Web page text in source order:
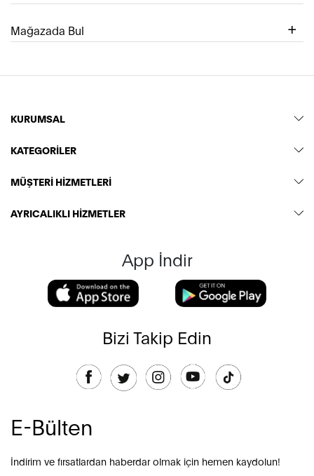
Mağazada Bul
KURUMSAL
KATEGORİLER
MÜŞTERİ HİZMETLERİ
AYRICALIKLI HİZMETLER
App İndir
Bizi Takip Edin
E-Bülten
İndirim ve fırsatlardan haberdar olmak için hemen kaydolun!